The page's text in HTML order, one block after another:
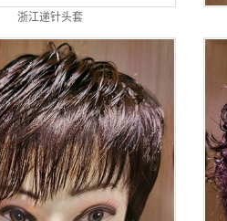
浙江递针头套